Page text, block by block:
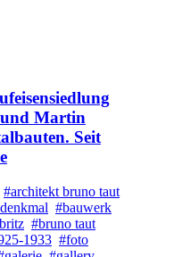
Martin
Seit
#architekt bruno taut
#bauwerk
#bruno taut
1933 #foto